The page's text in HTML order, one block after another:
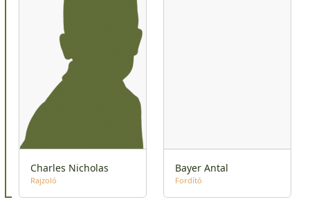
Charles Nicholas
Rajzoló
Bayer Antal
Fordító